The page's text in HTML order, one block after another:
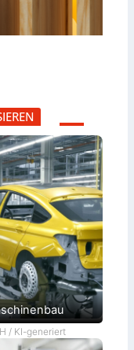
/ KI-generiert